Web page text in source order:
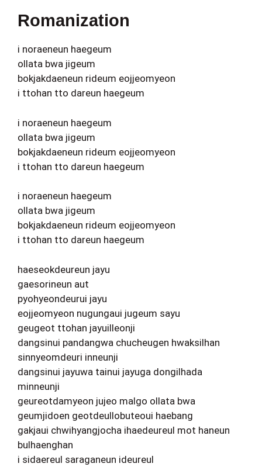
Romanization
i noraeneun haegeum
ollata bwa jigeum
bokjakdaeneun rideum eojjeomyeon
i ttohan tto dareun haegeum
i noraeneun haegeum
ollata bwa jigeum
bokjakdaeneun rideum eojjeomyeon
i ttohan tto dareun haegeum
i noraeneun haegeum
ollata bwa jigeum
bokjakdaeneun rideum eojjeomyeon
i ttohan tto dareun haegeum
haeseokdeureun jayu
gaesorineun aut
pyohyeondeurui jayu
eojjeomyeon nugungaui jugeum sayu
geugeot ttohan jayuilleonji
dangsinui pandangwa chucheugen hwaksilhan
sinnyeomdeuri inneunji
dangsinui jayuwa tainui jayuga dongilhada
minneunji
geureotdamyeon jujeo malgo ollata bwa
geumjidoen geotdeullobuteoui haebang
gakjaui chwihyangjocha ihaedeureul mot haneun
bulhaenghan
i sidaereul saraganeun ideureul